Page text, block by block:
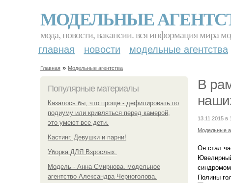
МОДЕЛЬНЫЕ
мода, новости, вакансии. вся информация мира
главная новости модельные агентства
Главная » Модельные агентства
Популярные материалы
Казалось бы, что проще - дефилировать по
подиуму или кривляться перед камерой,
это умеют все дети.
Кастинг. Девушки и парни!
Уборка ДЛЯ Взрослых.
Модель - Анна Смирнова. модельное
агентство Александра Черноголова.
В
13.11.2015 в
Модельные
Он стал
Полины